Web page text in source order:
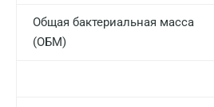
Общая бактериальная масса
(ОБМ)Истра